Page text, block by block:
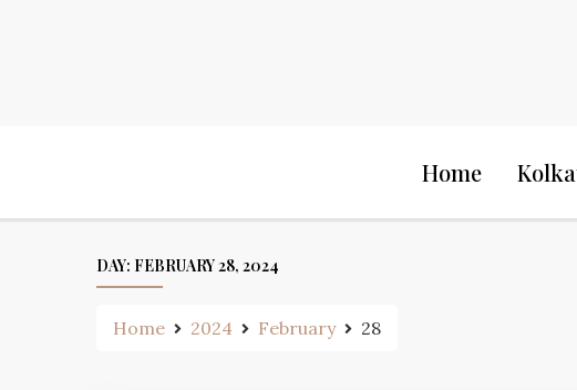
Home
DAY: FEBRUARY 28, 2024
Home 2024 February 28